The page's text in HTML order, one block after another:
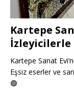
Kartepe
İzleyicilerle
Kartepe Sanat
Eşsiz eserler ve
🟢